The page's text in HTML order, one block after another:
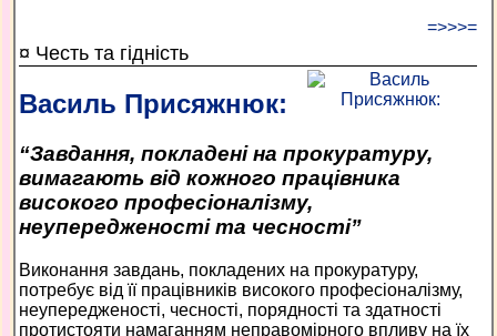
=>>>=
¤ Честь та гідність
Василь Присяжнюк:
“Завдання, покладені на прокуратуру,
вимагають від кожного працівника
високого професіоналізму,
неупередженості та чесності”
Виконання завдань, покладених на прокуратуру,
потребує від її працівників високого професіоналізму,
неупередженості, чесності, порядності та здатності
протистояти намаганням неправомірного впливу на їх